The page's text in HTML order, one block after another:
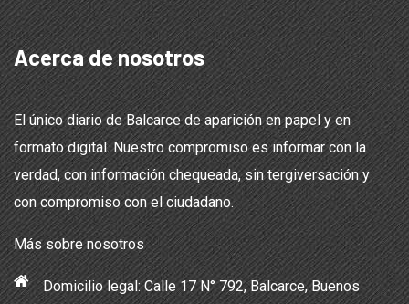
Acerca de nosotros
El único diario de Balcarce de aparición en papel y en
formato digital. Nuestro compromiso es informar con la
verdad, con información chequeada, sin tergiversación y
con compromiso con el ciudadano.
Más sobre nosotros
Domicilio legal: Calle 17 N° 792, Balcarce, Buenos